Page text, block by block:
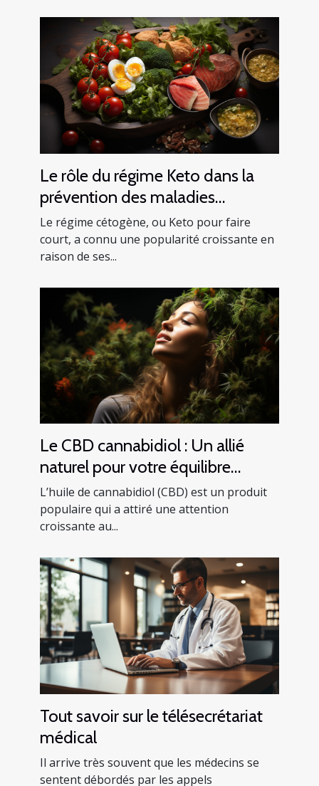
Le rôle du régime Keto dans la
prévention des maladies
cardiaques
Le régime cétogène, ou Keto pour faire
court, a connu une popularité croissante en
raison de ses...
Le CBD cannabidiol : Un allié
naturel pour votre équilibre
mental
L’huile de cannabidiol (CBD) est un produit
populaire qui a attiré une attention
croissante au...
Tout savoir sur le télésecrétariat
médical
Il arrive très souvent que les médecins se
sentent débordés par les appels